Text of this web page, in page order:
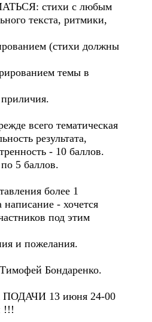
стихи с любым
текста, ритмики,
(стихи должны
темы в
всего тематическая
результата,
- 10 баллов.
5 баллов.
более 1
- хочется
под этим
и пожелания.
Бондаренко.
13 июня 24-00
!!!